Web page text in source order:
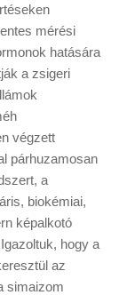
mérési
hatására
a zsigeri
végzett
párhuzamosan
a
biokémiai,
képalkotó
hogy a
az
simaizom